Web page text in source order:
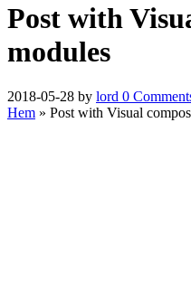
Post with
modules
2018-05-28 by lord 0
Hem » Post with Visual